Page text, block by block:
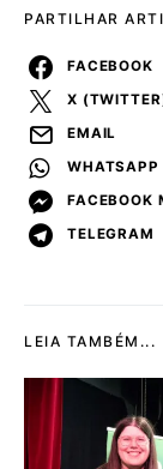
PARTILHAR
FACEBOOK
X
EMAIL
WHATSAPP
FACEBOOK
TELEGRAM
LEIA TAMBÉM...